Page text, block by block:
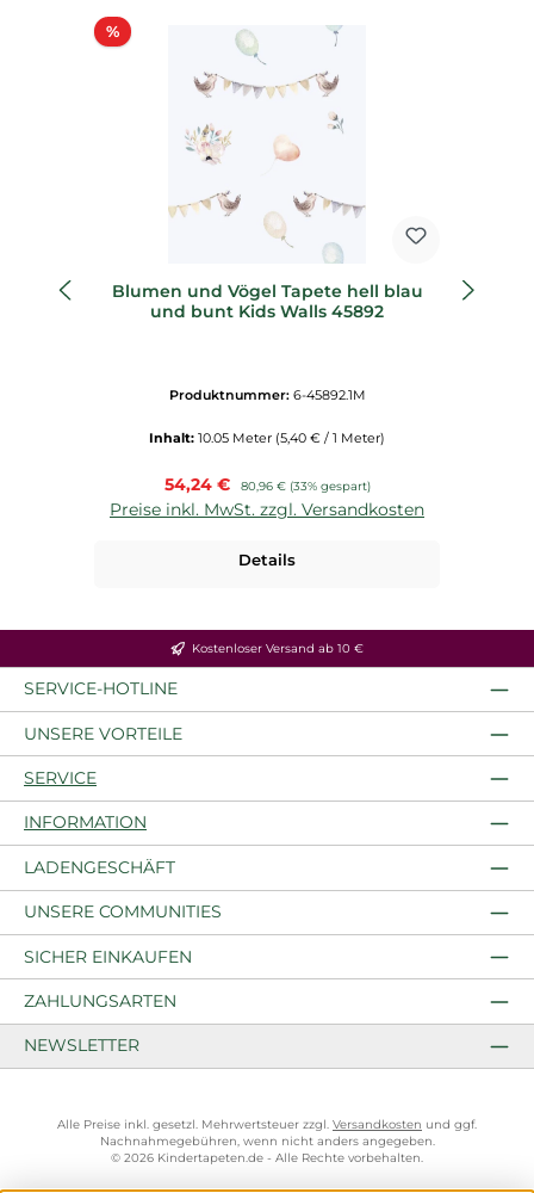
%Rabatt
Blumen und Vögel Tapete hell blau
und bunt Kids Walls 45892
Produktnummer: 6-45892.1M
Inhalt: 10.05 Meter (5,40 € / 1 Meter)
Verkaufspreis:
54,24 € Regulärer Preis:
80,96 € (33% gespart)
Preise inkl. MwSt. zzgl. Versandkosten
Details
Kostenloser Versand ab 10 €
SERVICE-HOTLINE
UNSERE VORTEILE
SERVICE
INFORMATION
LADENGESCHÄFT
UNSERE COMMUNITIES
SICHER EINKAUFEN
ZAHLUNGSARTEN
NEWSLETTER
Alle Preise inkl. gesetzl. Mehrwertsteuer zzgl. Versandkosten und ggf.
Nachnahmegebühren, wenn nicht anders angegeben.
© 2026 Kindertapeten.de - Alle Rechte vorbehalten.